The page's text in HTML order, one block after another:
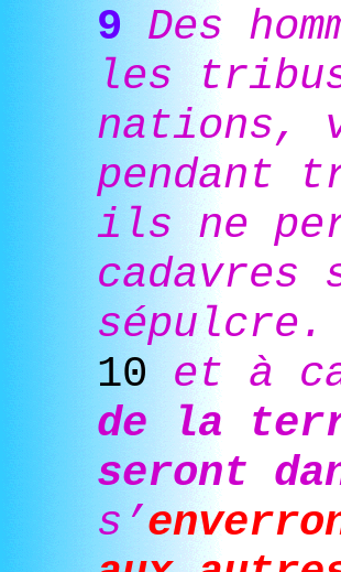
9 Des
les
nations,
pendant
ils ne
cadavres
sépulcre.
10 et à
de la
seront
s’